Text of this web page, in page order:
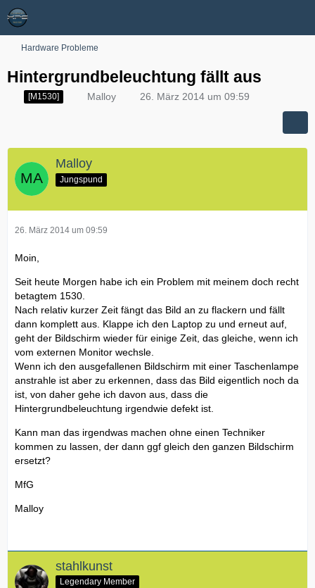
Hardware Probleme
Hintergrundbeleuchtung fällt aus
[M1530] Malloy 26. März 2014 um 09:59
Malloy
Jungspund
26. März 2014 um 09:59
Moin,
Seit heute Morgen habe ich ein Problem mit meinem doch recht
betagtem 1530.
Nach relativ kurzer Zeit fängt das Bild an zu flackern und fällt
dann komplett aus. Klappe ich den Laptop zu und erneut auf,
geht der Bildschirm wieder für einige Zeit, das gleiche, wenn ich
vom externen Monitor wechsle.
Wenn ich den ausgefallenen Bildschirm mit einer Taschenlampe
anstrahle ist aber zu erkennen, dass das Bild eigentlich noch da
ist, von daher gehe ich davon aus, dass die
Hintergrundbeleuchtung irgendwie defekt ist.
Kann man das irgendwas machen ohne einen Techniker
kommen zu lassen, der dann ggf gleich den ganzen Bildschirm
ersetzt?
MfG
Malloy
stahlkunst
Legendary Member